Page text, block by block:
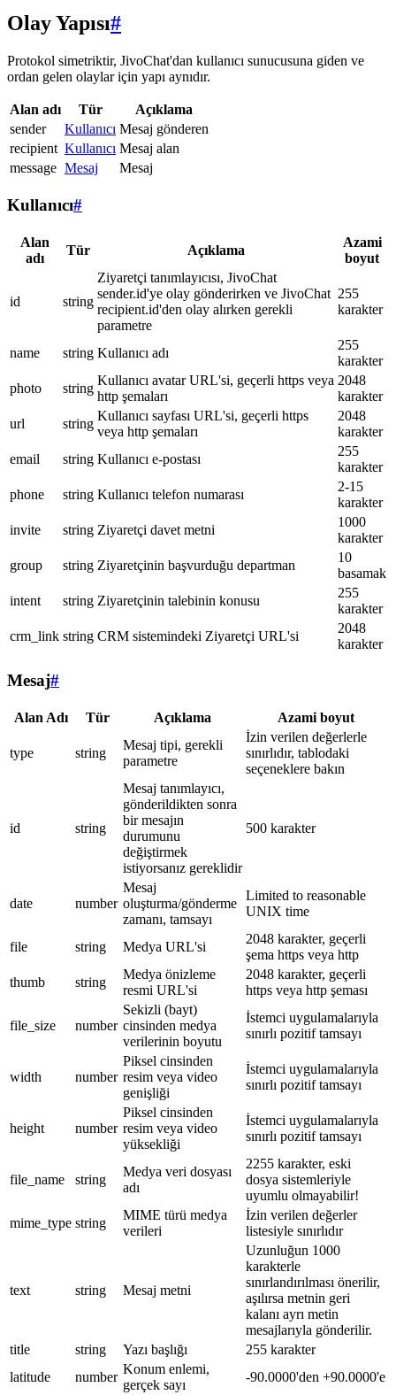
Olay Yapısı#
Protokol simetriktir, JivoChat'dan kullanıcı sunucusuna giden ve
ordan gelen olaylar için yapı aynıdır.
Alan adı Tür
Açıklama
sender
Kullanıcı Mesaj gönderen
recipient Kullanıcı Mesaj alan
message Mesaj Mesaj
Kullanıcı#
Alan
adı
Tür Açıklama
Azami
boyut
id string
Ziyaretçi tanımlayıcısı, JivoChat
sender.id'ye olay gönderirken ve JivoChat
recipient.id'den olay alırken gerekli
parametre
255
karakter
name string Kullanıcı adı
255
karakter
photo
string
Kullanıcı avatar URL'si, geçerli https veya
http şemaları
2048
karakter
url
string
Kullanıcı sayfası URL'si, geçerli https
veya http şemaları
2048
karakter
email
string Kullanıcı e-postası
255
karakter
phone
string Kullanıcı telefon numarası
2-15
karakter
invite
string Ziyaretçi davet metni
1000
karakter
group
string Ziyaretçinin başvurduğu departman
10
basamak
intent
string Ziyaretçinin talebinin konusu
255
karakter
crm_link string CRM sistemindeki Ziyaretçi URL'si
2048
karakter
Mesaj#
Alan Adı Tür Açıklama Azami boyut
type string
Mesaj tipi, gerekli
parametre
İzin verilen değerlerle
sınırlıdır, tablodaki
seçeneklere bakın
id string
Mesaj tanımlayıcı,
gönderildikten sonra
bir mesajın
durumunu
değiştirmek
istiyorsanız gereklidir
500 karakter
date number
Mesaj
oluşturma/gönderme
zamanı, tamsayı
Limited to reasonable
UNIX time
file string Medya URL'si
2048 karakter, geçerli
şema https veya http
thumb
string
Medya önizleme
resmi URL'si
2048 karakter, geçerli
https veya http şeması
file_size number
Sekizli (bayt)
cinsinden medya
verilerinin boyutu
İstemci uygulamalarıyla
sınırlı pozitif tamsayı
width number
Piksel cinsinden
resim veya video
genişliği
İstemci uygulamalarıyla
sınırlı pozitif tamsayı
height number
Piksel cinsinden
resim veya video
yüksekliği
İstemci uygulamalarıyla
sınırlı pozitif tamsayı
file_name string
Medya veri dosyası
adı
2255 karakter, eski
dosya sistemleriyle
uyumlu olmayabilir!
mime_type string
MIME türü medya
verileri
İzin verilen değerler
listesiyle sınırlıdır
text string Mesaj metni
Uzunluğun 1000
karakterle
sınırlandırılması önerilir,
aşılırsa metnin geri
kalanı ayrı metin
mesajlarıyla gönderilir.
title
string Yazı başlığı
255 karakter
latitude
number
Konum enlemi,
gerçek sayı
-90.0000'den +90.0000'e